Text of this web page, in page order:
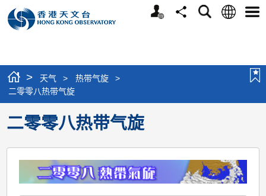
个
分
搜
语
选
> 天气 > 热带气旋
>
二零零八热带气旋
二零零八热带气旋